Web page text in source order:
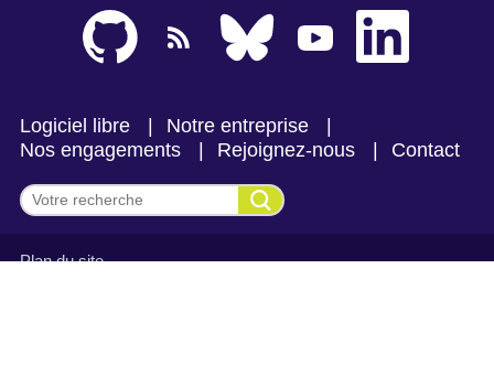
Logiciel libre
Notre entreprise
Nos engagements
Rejoignez-nous Contact
Effectuer une recherche
Plan du site